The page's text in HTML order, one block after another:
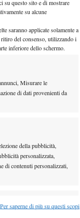
su questo sito e di mostrare
su alcune
saranno applicate solamente a
del consenso, utilizzando i
inferiore dello schermo.
Misurare le
di dati provenienti da
della pubblicità,
personalizzata,
di contenuti personalizzati,
Per saperne di più su questi scopi
,